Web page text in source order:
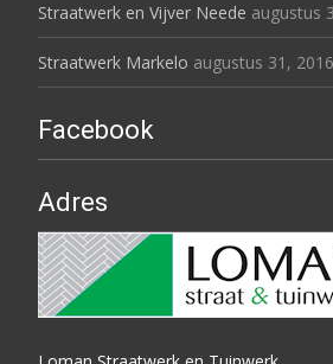
Straatwerk en Vijver Neede augustus
Straatwerk Markelo augustus 31, 2016
Facebook
Adres